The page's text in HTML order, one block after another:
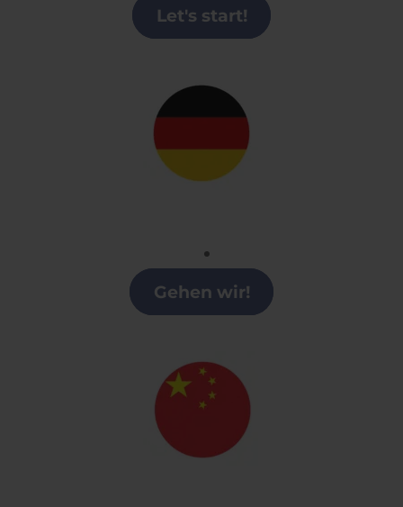
Let's start!
Clases alemán en Logroño
Gehen wir!